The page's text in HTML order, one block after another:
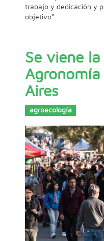
trabajo y dedicación y
objetivo”.
Se viene
Agronomía
Aires
agroecología